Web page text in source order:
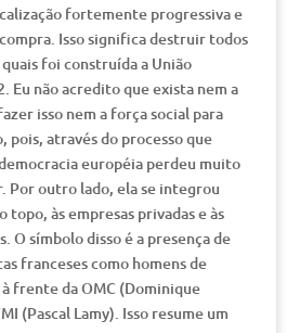
fortemente progressiva e
Isso significa destruir todos
foi construída a União
Eu não acredito que exista nem a
isso nem a força social para
pois, através do processo que
européia perdeu muito
Por outro lado, ela se integrou
às empresas privadas e às
O símbolo disso é a presença de
franceses como homens de
frente da OMC (Dominique
(Pascal Lamy). Isso resume um